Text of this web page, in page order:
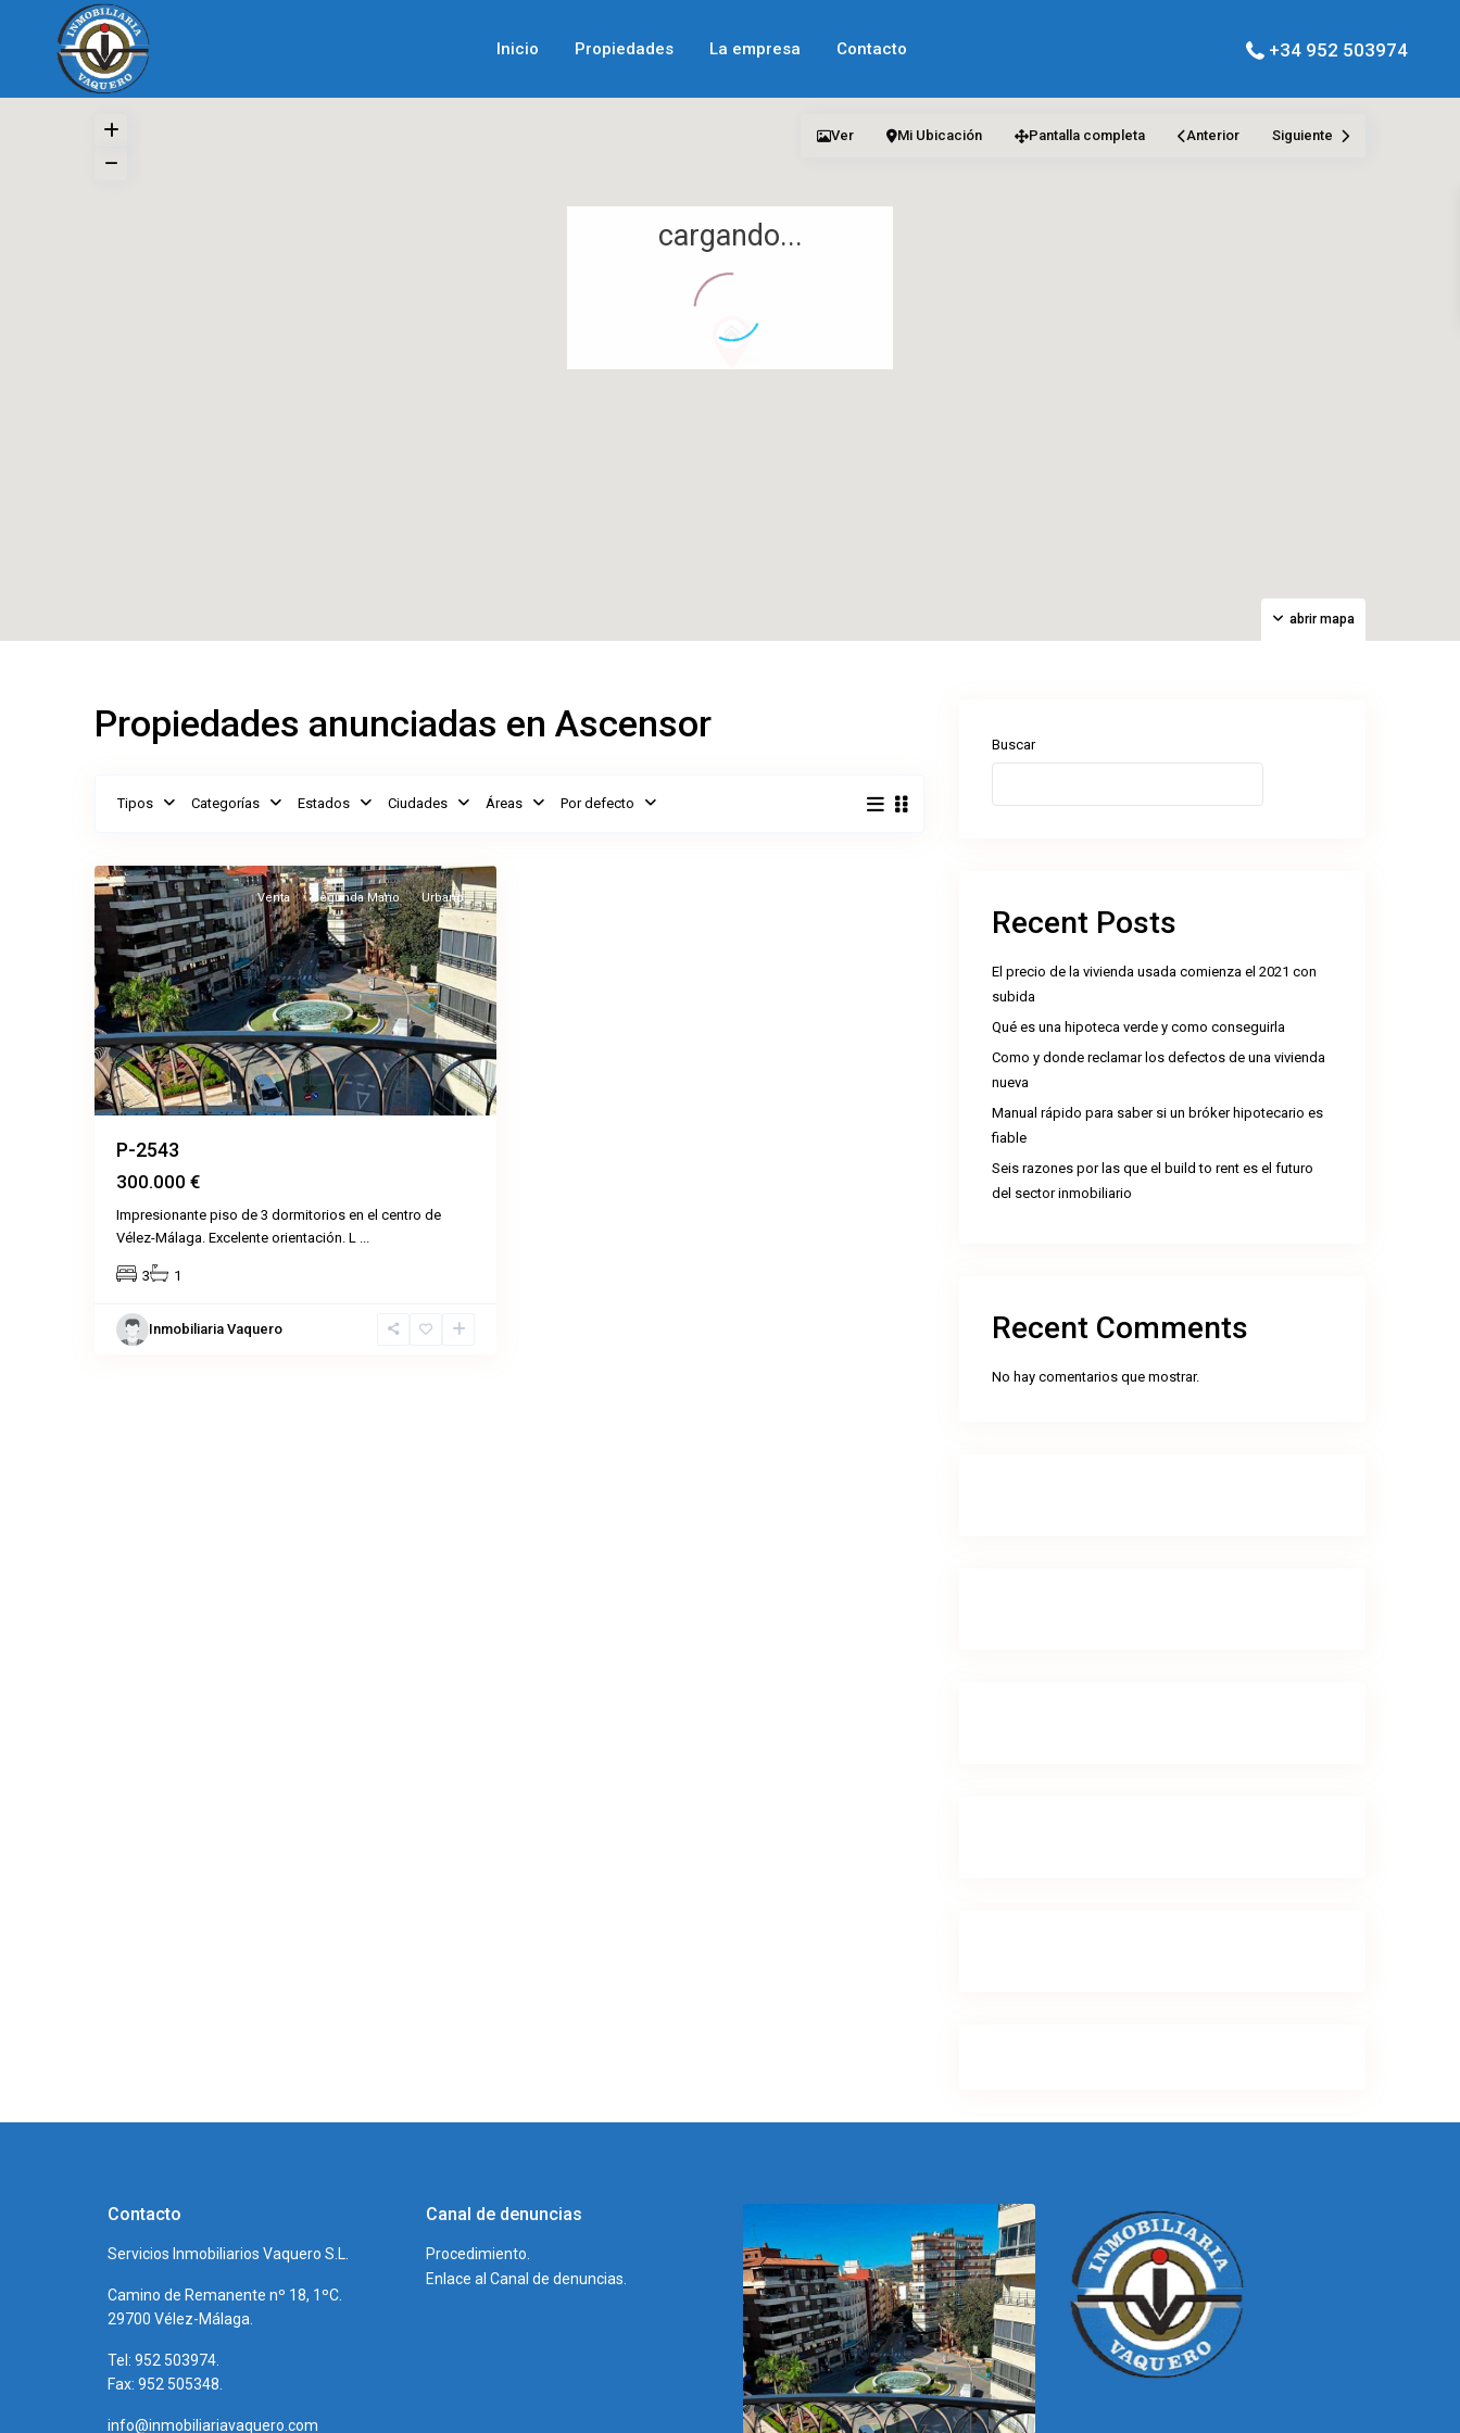
Inicio Propiedades La empresa Contacto +34 952 503974
cargando...
abrir mapa
Ver Mi Ubicación Pantalla completa Anterior Siguiente
Propiedades anunciadas en Ascensor
Tipos Categorías Estados Ciudades Áreas Por defecto
Venta Segunda Mano Urbano
P-2543
300.000 €
Impresionante piso de 3 dormitorios en el centro de
Vélez-Málaga. Excelente orientación. L ...
3 1
Inmobiliaria Vaquero
Buscar
Recent Posts
El precio de la vivienda usada comienza el 2021 con
subida
Qué es una hipoteca verde y como conseguirla
Como y donde reclamar los defectos de una vivienda
nueva
Manual rápido para saber si un bróker hipotecario es
fiable
Seis razones por las que el build to rent es el futuro
del sector inmobiliario
Recent Comments
No hay comentarios que mostrar.
Contacto
Servicios Inmobiliarios Vaquero S.L.
Camino de Remanente nº 18, 1ºC.
29700 Vélez-Málaga.
Tel: 952 503974.
Fax: 952 505348.
info@inmobiliariavaquero.com
Canal de denuncias
Procedimiento.
Enlace al Canal de denuncias.